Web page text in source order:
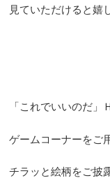
見ていただけると嬉
「これでいいのだ」
ゲームコーナーをご
チラッと絵柄をご披